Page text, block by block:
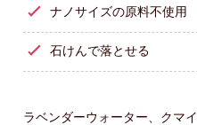
ナノサイズの原料不使用
石けんで落とせる
ラベンダーウォーター、クマ